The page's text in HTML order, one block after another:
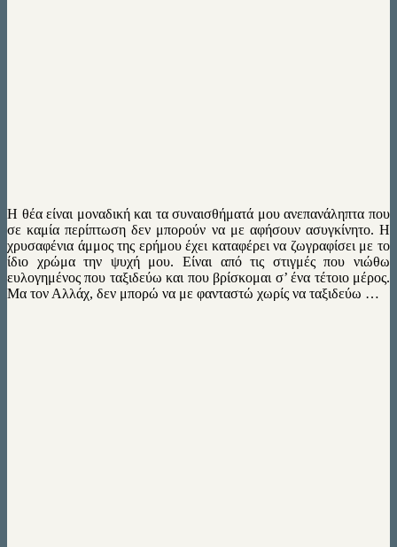
Η θέα είναι μοναδική και τα συναισθήματά μου ανεπανάληπτα που
σε καμία περίπτωση δεν μπορούν να με αφήσουν ασυγκίνητο. Η
χρυσαφένια άμμος της ερήμου έχει καταφέρει να ζωγραφίσει με το
ίδιο χρώμα την ψυχή μου. Είναι από τις στιγμές που νιώθω
ευλογημένος που ταξιδεύω και που βρίσκομαι σ’ ένα τέτοιο μέρος.
Μα τον Αλλάχ, δεν μπορώ να με φανταστώ χωρίς να ταξιδεύω …